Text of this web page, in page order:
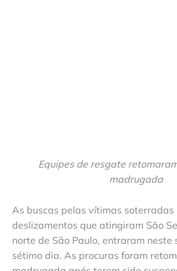
Equipes de resgate
madrugada
As buscas pelas vítimas soterradas
deslizamentos que atingiram São
norte de São Paulo, entraram neste
sétimo dia. As procuras foram